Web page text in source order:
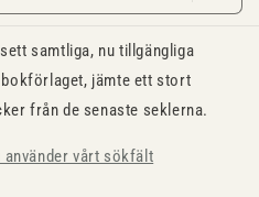
samtliga, nu tillgängliga
jämte ett stort
från de senaste seklerna.
använder vårt sökfält